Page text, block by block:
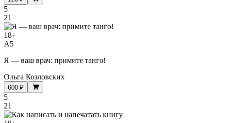
5
21
18+
A5
Я — ваш врач: примите танго!
Ольга Козловских
600 ₽
5
21